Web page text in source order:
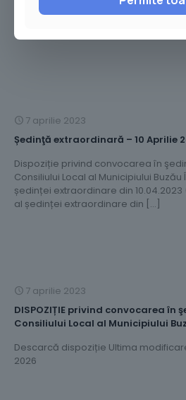
Descarcă anunț public 1. MEMORIU
URBANISTICE 5. PLAN MOBILARE 1.1000
7 aprilie 2023
Ședinţă extraordinară – 10 Aprilie
Dispoziție privind convocarea în
Consiliului Local al Municipiului
ședinței extraordinare din
al ședinței extraordinare din […]
7 aprilie 2023
DISPOZIȚIE privind convocarea
Consiliului Local al Municipiului
Descarcă dispoziție Ultima
2026